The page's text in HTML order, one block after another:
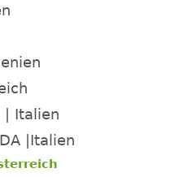
| Italien
|Italien